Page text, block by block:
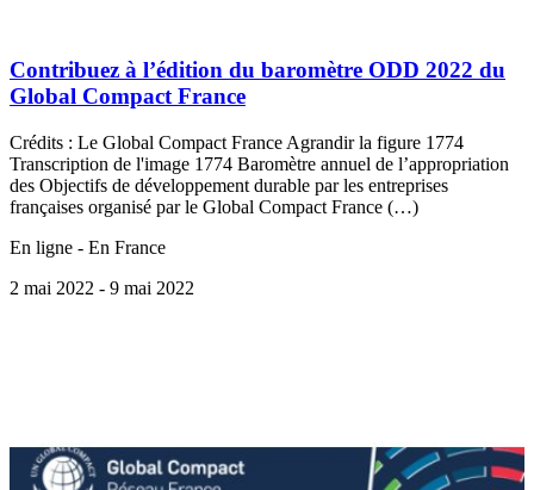
Contribuez à l’édition du baromètre ODD 2022 du
Global Compact France
Crédits : Le Global Compact France Agrandir la figure 1774
Transcription de l'image 1774 Baromètre annuel de l’appropriation
des Objectifs de développement durable par les entreprises
françaises organisé par le Global Compact France (…)
En ligne - En France
2 mai 2022 - 9 mai 2022